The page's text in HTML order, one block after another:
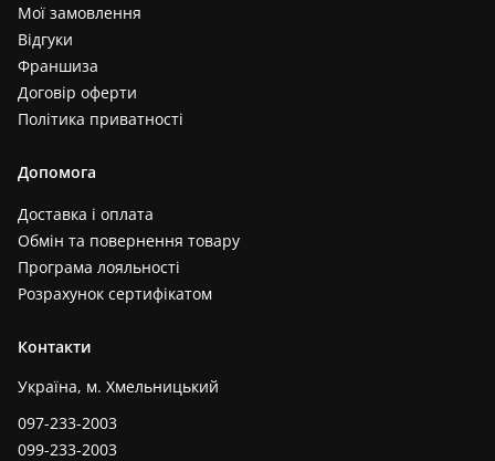
Мої замовлення
Відгуки
Франшиза
Договір оферти
Політика приватності
Допомога
Доставка і оплата
Обмін та повернення товару
Програма лояльності
Розрахунок сертифікатом
Контакти
Україна, м. Хмельницький
097-233-2003
099-233-2003